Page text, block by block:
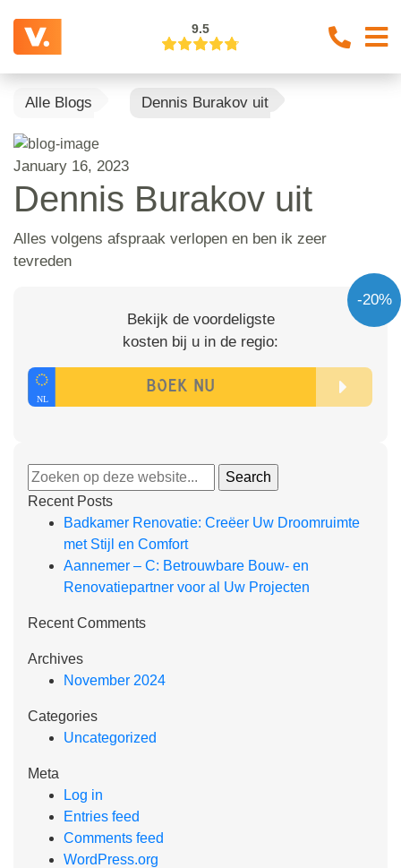
9.5
Alle Blogs Dennis Burakov uit
January 16, 2023
Dennis Burakov uit
Alles volgens afspraak verlopen en ben ik zeer
tevreden
-20%
Bekijk de voordeligste
kosten bij u in de regio:
Recent Posts
Badkamer Renovatie: Creëer Uw Droomruimte
met Stijl en Comfort
Aannemer – C: Betrouwbare Bouw- en
Renovatiepartner voor al Uw Projecten
Recent Comments
Archives
November 2024
Categories
Uncategorized
Meta
Log in
Entries feed
Comments feed
WordPress.org